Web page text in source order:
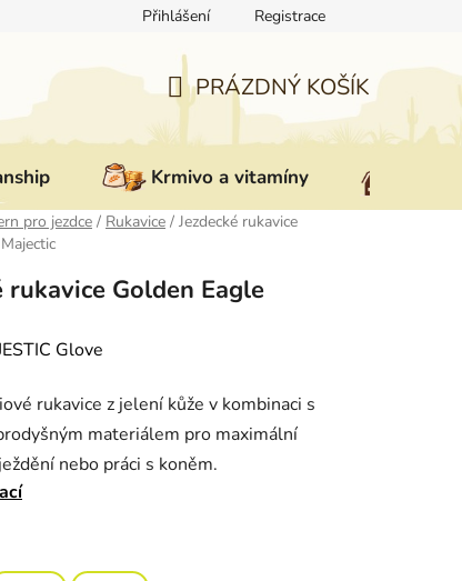
Reklamace Doprava a platba
Přihlášení Registrace
NÁKUPNÍ
KOŠÍK
PRÁZDNÝ KOŠÍK
Krmivo a vitamíny
pro jezdce / Rukavice / Jezdecké rukavice
rukavice Golden Eagle
Glove
rukavice z jelení kůže v kombinaci s
materiálem pro maximální
nebo práci s koněm.